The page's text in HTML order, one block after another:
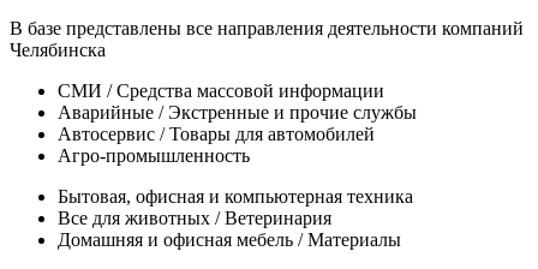
В базе представлены все направления деятельности компаний
Челябинска
CМИ / Средства массовой информации
Аварийные / Экстренные и прочие службы
Автосервис / Товары для автомобилей
Агро-промышленность
Бытовая, офисная и компьютерная техника
Все для животных / Ветеринария
Домашняя и офисная мебель / Материалы